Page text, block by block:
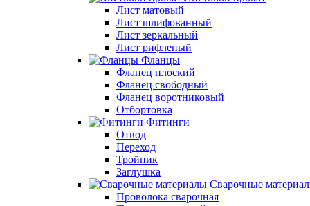
Лист матовый
Лист шлифованный
Лист зеркальный
Лист рифленый
Фланцы
Фланец плоский
Фланец свободный
Фланец воротниковый
Отбортовка
Фитинги
Отвод
Переход
Тройник
Заглушка
Сварочные
Проволока сварочная